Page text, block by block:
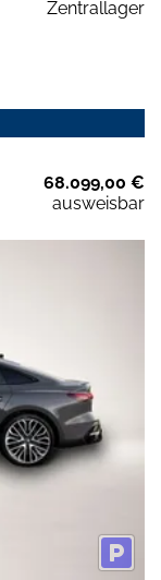
Zentrallager
68.099,00 €
ausweisbar